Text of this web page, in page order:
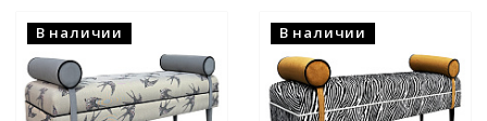
В наличии В наличии